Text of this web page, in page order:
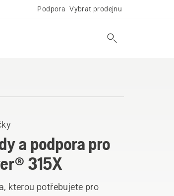
Podpora Vybrat prodejnu
a podpora pro
315X
kterou potřebujete pro